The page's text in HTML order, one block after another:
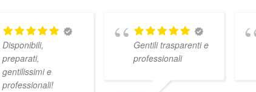
Disponibili,
preparati,
gentilissimi e
professionali!
Gentili trasparenti e
professionali